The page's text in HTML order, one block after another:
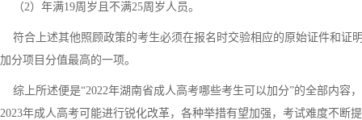
（2）年满19周岁且不满25周岁人员。
符合上述其他照顾政策的考生必须在报名时交验相应的原始证件和证
加分项目分值最高的一项。
综上所述便是“2022年湖南省成人高考哪些考生可以加分”的全部内容
2023年成人高考可能进行锐化改革，各种举措有望加强，考试难度不